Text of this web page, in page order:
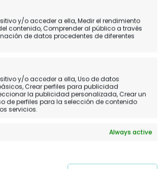
y/o acceder a ella, Medir el rendimiento
contenido, Comprender al público a través
de datos procedentes de diferentes
y/o acceder a ella, Uso de datos
Crear perfiles para publicidad
la publicidad personalizada, Crear un
de perfiles para la selección de contenido
servicios.
Always active
Identificación de
ruta con lo
(y comer)
en detalle para tu viaje